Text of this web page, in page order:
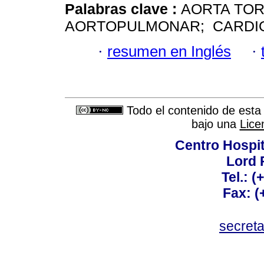
Palabras clave : AORTA
AORTOPULMONAR;
· resumen en Inglés ·
Todo el contenido de
bajo una
Centro
Lord
Tel.:
Fax: